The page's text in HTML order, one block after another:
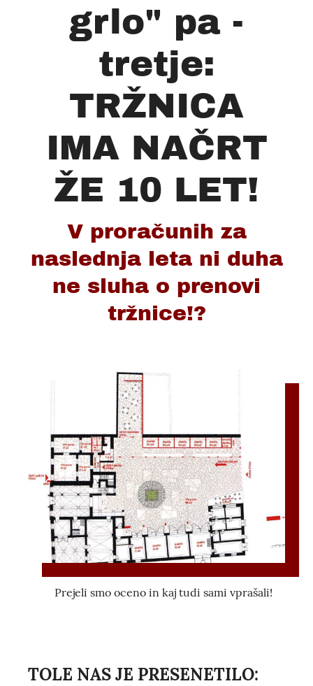
grlo" pa -
tretje:
TRŽNICA
IMA NAČRT
ŽE 10 LET!
V proračunih za
naslednja leta ni duha
ne sluha o prenovi
tržnice!?
Prejeli smo oceno in kaj tudi sami vprašali!
TOLE NAS JE PRESENETILO: